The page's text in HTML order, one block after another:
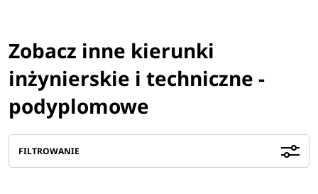
Zobacz inne kierunki
inżynierskie i techniczne -
podyplomowe
FILTROWANIE